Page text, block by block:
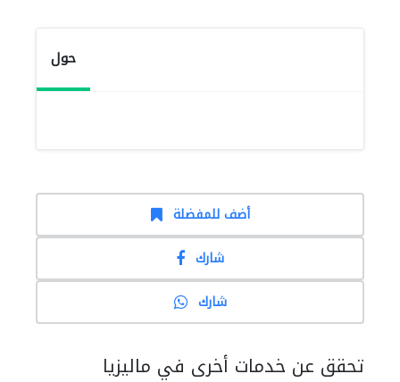
حول
أضف للمفضلة
شارك
شارك
تحقق عن خدمات أخرى في ماليزيا